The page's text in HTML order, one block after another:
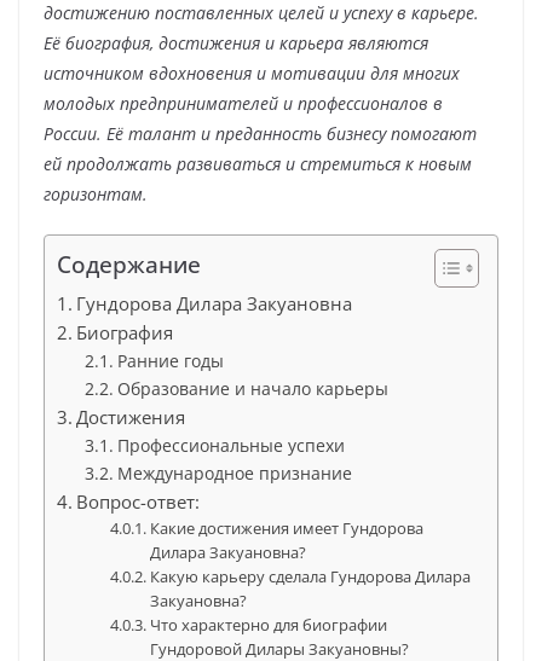
достижению поставленных целей и успеху в карьере.
Её биография, достижения и карьера являются
источником вдохновения и мотивации для многих
молодых предпринимателей и профессионалов в
России. Её талант и преданность бизнесу помогают
ей продолжать развиваться и стремиться к новым
горизонтам.
Содержание
Гундорова Дилара Закуановна
Биография
Ранние годы
Образование и начало карьеры
Достижения
Профессиональные успехи
Международное признание
Вопрос-ответ:
Какие достижения имеет Гундорова
Дилара Закуановна?
Какую карьеру сделала Гундорова Дилара
Закуановна?
Что характерно для биографии
Гундоровой Дилары Закуановны?